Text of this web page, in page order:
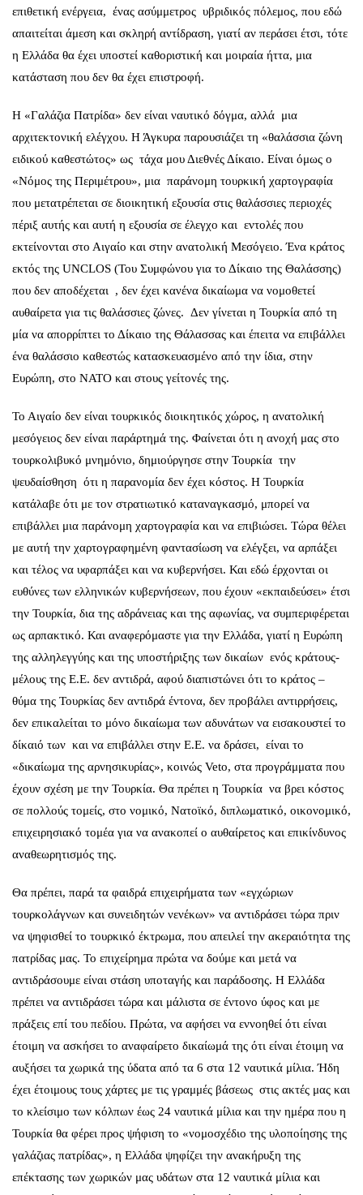
επιθετική ενέργεια, ένας ασύμμετρος υβριδικός πόλεμος, που εδώ
απαιτείται άμεση και σκληρή αντίδραση, γιατί αν περάσει έτσι, τότε
η Ελλάδα θα έχει υποστεί καθοριστική και μοιραία ήττα, μια
κατάσταση που δεν θα έχει επιστροφή.
Η «Γαλάζια Πατρίδα» δεν είναι ναυτικό δόγμα, αλλά μια
αρχιτεκτονική ελέγχου. Η Άγκυρα παρουσιάζει τη «θαλάσσια ζώνη
ειδικού καθεστώτος» ως τάχα μου Διεθνές Δίκαιο. Είναι όμως ο
«Νόμος της Περιμέτρου», μια παράνομη τουρκική χαρτογραφία
που μετατρέπεται σε διοικητική εξουσία στις θαλάσσιες περιοχές
πέριξ αυτής και αυτή η εξουσία σε έλεγχο και εντολές που
εκτείνονται στο Αιγαίο και στην ανατολική Μεσόγειο. Ένα κράτος
εκτός της UNCLOS (Του Συμφώνου για το Δίκαιο της Θαλάσσης)
που δεν αποδέχεται , δεν έχει κανένα δικαίωμα να νομοθετεί
αυθαίρετα για τις θαλάσσιες ζώνες. Δεν γίνεται η Τουρκία από τη
μία να απορρίπτει το Δίκαιο της Θάλασσας και έπειτα να επιβάλλει
ένα θαλάσσιο καθεστώς κατασκευασμένο από την ίδια, στην
Ευρώπη, στο ΝΑΤΟ και στους γείτονές της.
Το Αιγαίο δεν είναι τουρκικός διοικητικός χώρος, η ανατολική
μεσόγειος δεν είναι παράρτημά της. Φαίνεται ότι η ανοχή μας στο
τουρκολιβυκό μνημόνιο, δημιούργησε στην Τουρκία την
ψευδαίσθηση ότι η παρανομία δεν έχει κόστος. Η Τουρκία
κατάλαβε ότι με τον στρατιωτικό καταναγκασμό, μπορεί να
επιβάλλει μια παράνομη χαρτογραφία και να επιβιώσει. Τώρα θέλει
με αυτή την χαρτογραφημένη φαντασίωση να ελέγξει, να αρπάξει
και τέλος να υφαρπάξει και να κυβερνήσει. Και εδώ έρχονται οι
ευθύνες των ελληνικών κυβερνήσεων, που έχουν «εκπαιδεύσει» έτσι
την Τουρκία, δια της αδράνειας και της αφωνίας, να συμπεριφέρεται
ως αρπακτικό. Και αναφερόμαστε για την Ελλάδα, γιατί η Ευρώπη
της αλληλεγγύης και της υποστήριξης των δικαίων ενός κράτους-
μέλους της Ε.Ε. δεν αντιδρά, αφού διαπιστώνει ότι το κράτος –
θύμα της Τουρκίας δεν αντιδρά έντονα, δεν προβάλει αντιρρήσεις,
δεν επικαλείται το μόνο δικαίωμα των αδυνάτων να εισακουστεί το
δίκαιό των και να επιβάλλει στην Ε.Ε. να δράσει, είναι το
«δικαίωμα της αρνησικυρίας», κοινώς Veto, στα προγράμματα που
έχουν σχέση με την Τουρκία. Θα πρέπει η Τουρκία να βρει κόστος
σε πολλούς τομείς, στο νομικό, Νατοϊκό, διπλωματικό, οικονομικό,
επιχειρησιακό τομέα για να ανακοπεί ο αυθαίρετος και επικίνδυνος
αναθεωρητισμός της.
Θα πρέπει, παρά τα φαιδρά επιχειρήματα των «εγχώριων
τουρκολάγνων και συνειδητών νενέκων» να αντιδράσει τώρα πριν
να ψηφισθεί το τουρκικό έκτρωμα, που απειλεί την ακεραιότητα της
πατρίδας μας. Το επιχείρημα πρώτα να δούμε και μετά να
αντιδράσουμε είναι στάση υποταγής και παράδοσης. Η Ελλάδα
πρέπει να αντιδράσει τώρα και μάλιστα σε έντονο ύφος και με
πράξεις επί του πεδίου. Πρώτα, να αφήσει να εννοηθεί ότι είναι
έτοιμη να ασκήσει το αναφαίρετο δικαίωμά της ότι είναι έτοιμη να
αυξήσει τα χωρικά της ύδατα από τα 6 στα 12 ναυτικά μίλια. Ήδη
έχει έτοιμους τους χάρτες με τις γραμμές βάσεως στις ακτές μας και
το κλείσιμο των κόλπων έως 24 ναυτικά μίλια και την ημέρα που η
Τουρκία θα φέρει προς ψήφιση το «νομοσχέδιο της υλοποίησης της
γαλάζιας πατρίδας», η Ελλάδα ψηφίζει την ανακήρυξη της
επέκτασης των χωρικών μας υδάτων στα 12 ναυτικά μίλια και